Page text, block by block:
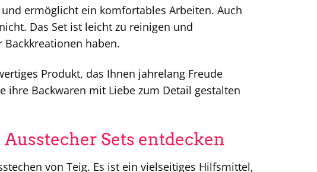
ermöglicht ein komfortables Arbeiten. Auch
Das Set ist leicht zu reinigen und
haben.
Produkt, das Ihnen jahrelang Freude
ihre Backwaren mit Liebe zum Detail gestalten
Sets entdecken
von Teig. Es ist ein vielseitiges Hilfsmittel,